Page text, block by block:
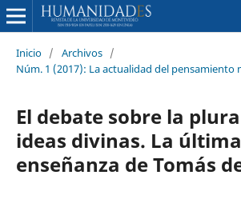
Inicio / Archivos /
Núm. 1 (2017): La actualidad del pensamiento
El debate sobre la
ideas divinas. La última
enseñanza de Tomás